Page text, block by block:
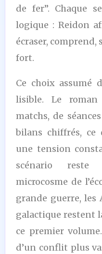
de fer”. Chaque
logique : Reidon
écraser, comprend,
fort.
Ce choix assumé
lisible. Le
matchs, de
bilans chiffrés, ce
une tension
scénario
microcosme de
grande guerre, les
galactique restent
ce premier
d’un conflit plus